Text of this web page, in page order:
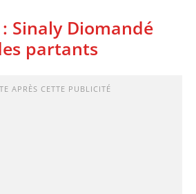
Sinaly Diomandé
partants
APRÈS CETTE PUBLICITÉ